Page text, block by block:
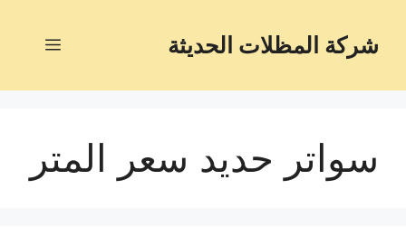
شركة المظلات الحديثة
سواتر حديد سعر المتر